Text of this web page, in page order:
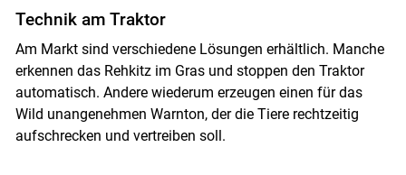
Technik am Traktor
Am Markt sind verschiedene Lösungen erhältlich. Manche
erkennen das Rehkitz im Gras und stoppen den Traktor
automatisch. Andere wiederum erzeugen einen für das
Wild unangenehmen Warnton, der die Tiere rechtzeitig
aufschrecken und vertreiben soll.